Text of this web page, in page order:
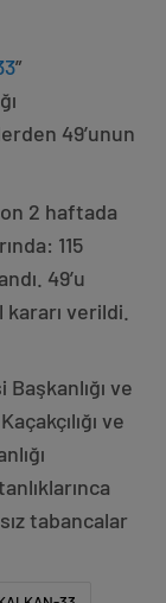
”
49’unun
2 haftada
115
49’u
verildi.
ve
ve
tabancalar